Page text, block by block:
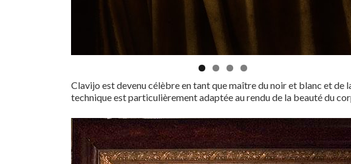
Clavijo est devenu célèbre en tant que maître du noir et blanc et de
technique est particulièrement adaptée au rendu de la beauté du